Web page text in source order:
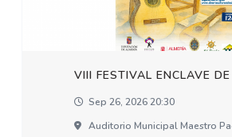
VIII FESTIVAL ENCLAVE
Sep 26, 2026 20:30
Auditorio Municipal Maestro